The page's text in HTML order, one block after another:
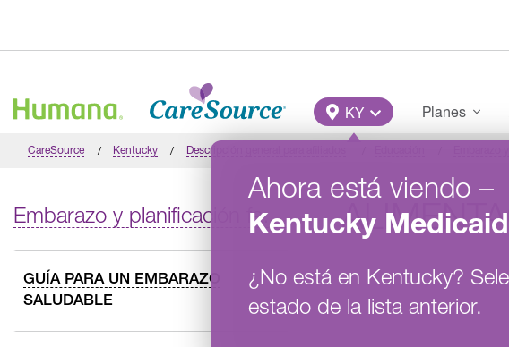
Main Menu
KY
Ahora está viendo –
KentuckyMedicaid
¿No está en Kentucky?
estado de la lista anterior.
Planes
CareSource Kentucky Descripción general para afiliados
Embarazo y planificación familiar
GUÍA PARA UN EMBARAZO
SALUDABLE